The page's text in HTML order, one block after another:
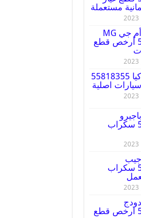
مستعملة
قطع غيار أم جي MG
55818355 أرخص قطع
قطع غيار كيا 55818355
اصلية
55818355 سكراب
55818355 سكراب
55818355 ارخص قطع